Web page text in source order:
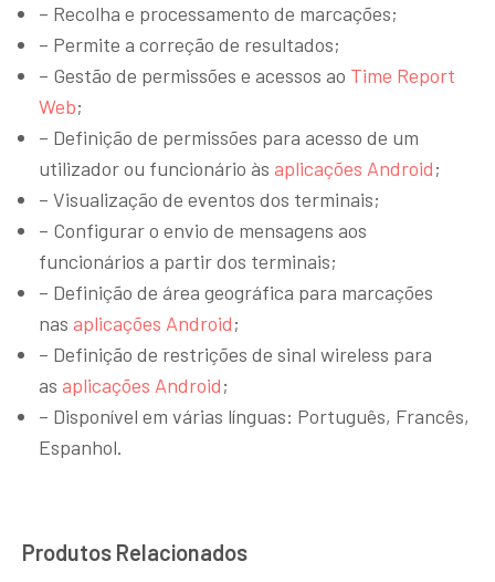
– Recolha e processamento de marcações;
– Permite a correção de resultados;
– Gestão de permissões e acessos ao Time Report
Web;
– Definição de permissões para acesso de um
utilizador ou funcionário às aplicações Android;
– Visualização de eventos dos terminais;
– Configurar o envio de mensagens aos
funcionários a partir dos terminais;
– Definição de área geográfica para marcações
nas aplicações Android;
– Definição de restrições de sinal wireless para
as aplicações Android;
– Disponível em várias línguas: Português, Francês,
Espanhol.
Produtos Relacionados